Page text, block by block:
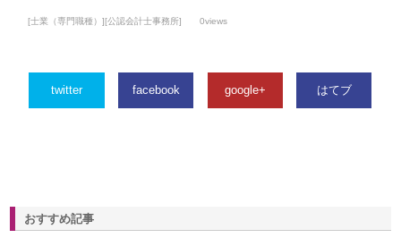
[士業（専門職種）][公認会計士事務所] 0views
twitter facebook google+ はてブ
おすすめ記事